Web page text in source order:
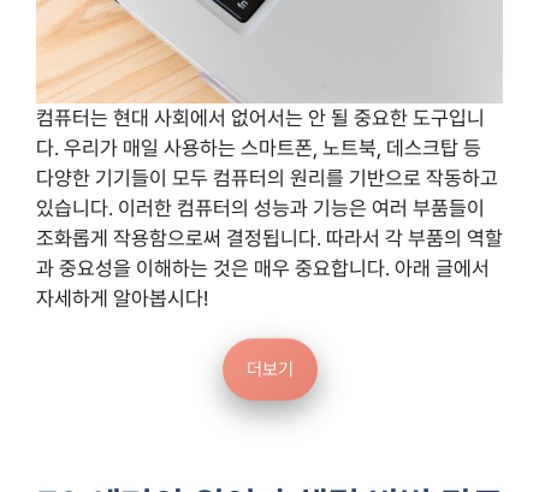
컴퓨터는 현대 사회에서 없어서는 안 될 중요한 도구입니
다. 우리가 매일 사용하는 스마트폰, 노트북, 데스크탑 등
다양한 기기들이 모두 컴퓨터의 원리를 기반으로 작동하고
있습니다. 이러한 컴퓨터의 성능과 기능은 여러 부품들이
조화롭게 작용함으로써 결정됩니다. 따라서 각 부품의 역할
과 중요성을 이해하는 것은 매우 중요합니다. 아래 글에서
자세하게 알아봅시다!
더보기